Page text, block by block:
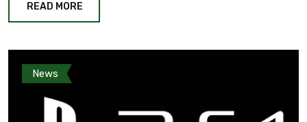
READ MORE
News